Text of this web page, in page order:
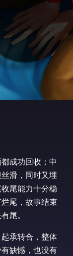
成功回收；中
滑，同时又埋
尾能力十分稳
尾，故事结束
尾。
承转合，整体
缺憾，也没有